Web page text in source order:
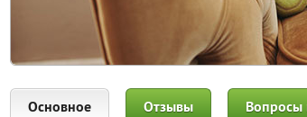
Основное Отзывы Вопросы